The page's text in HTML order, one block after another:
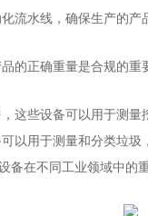
流水线，确保生产的
的正确重量是合规的
这些设备可以用于测量
以用于测量和分类垃圾
备在不同工业领域中